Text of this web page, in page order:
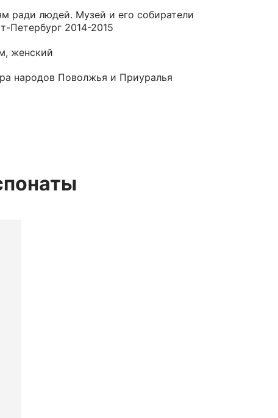
ради людей. Музей и его собиратели
Петербург 2014-2015
женский
народов Поволжья и Приуралья